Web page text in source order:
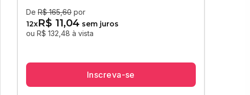
De R$ 165,60por
12xR$ 11,04 sem juros
ou R$ 132,48 à vista
Inscreva-se